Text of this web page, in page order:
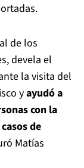
de los
devela el
la visita del
yayudó a
con la
de
Matías